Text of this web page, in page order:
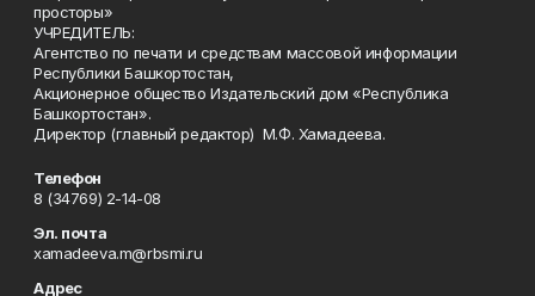
просторы»
УЧРЕДИТЕЛЬ:
Агентство по печати и средствам массовой информации
Республики Башкортостан,
Акционерное общество Издательский дом «Республика
Башкортостан».
Директор (главный редактор) М.Ф. Хамадеева.
Телефон
8 (34769) 2-14-08
Эл. почта
xamadeeva.m@rbsmi.ru
Адрес